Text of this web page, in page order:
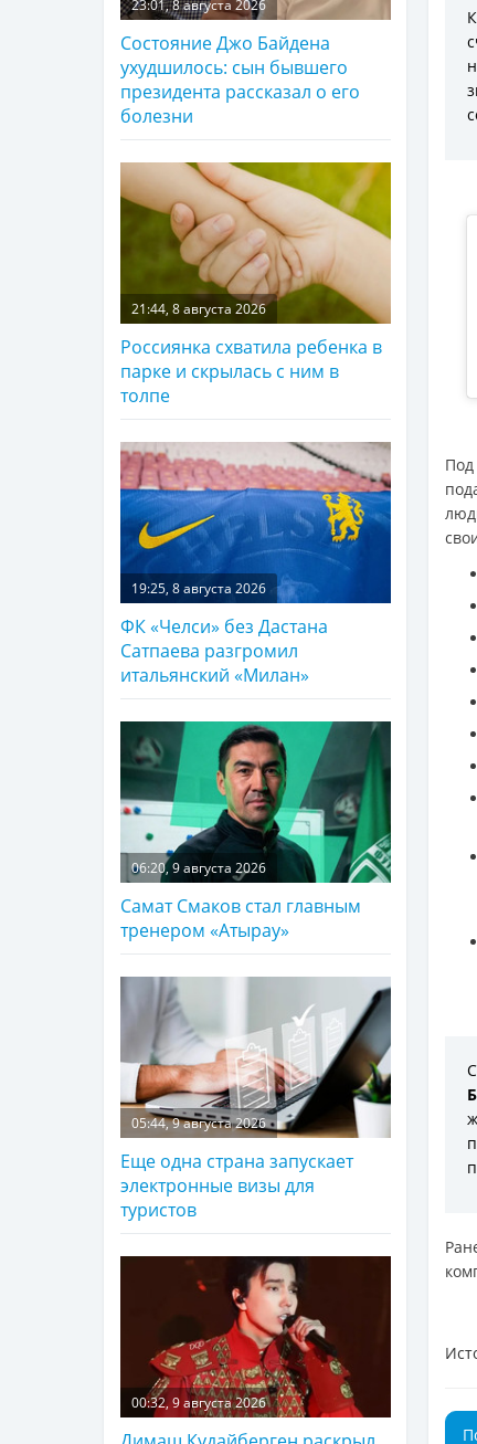
23:01, 8 августа 2026
Состояние Джо Байдена
ухудшилось: сын бывшего
президента рассказал о его
болезни
21:44, 8 августа 2026
Россиянка схватила ребенка в
парке и скрылась с ним в
толпе
19:25, 8 августа 2026
ФК «Челси» без Дастана
Сатпаева разгромил
итальянский «Милан»
06:20, 9 августа 2026
Самат Смаков стал главным
тренером «Атырау»
05:44, 9 августа 2026
Еще одна страна запускает
электронные визы для
туристов
00:32, 9 августа 2026